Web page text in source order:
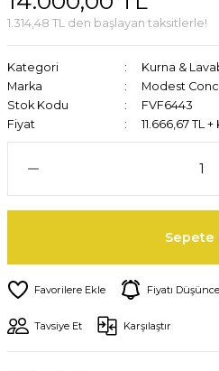
1.314,48 TL den başlayan taksitlerle!
Kategori
Kurna &
Marka
Modest
Stok Kodu
FVF6443
Fiyat
11.666,67 TL +
Sepete
Fiyatı
Tavsiye Et Karşılaştır